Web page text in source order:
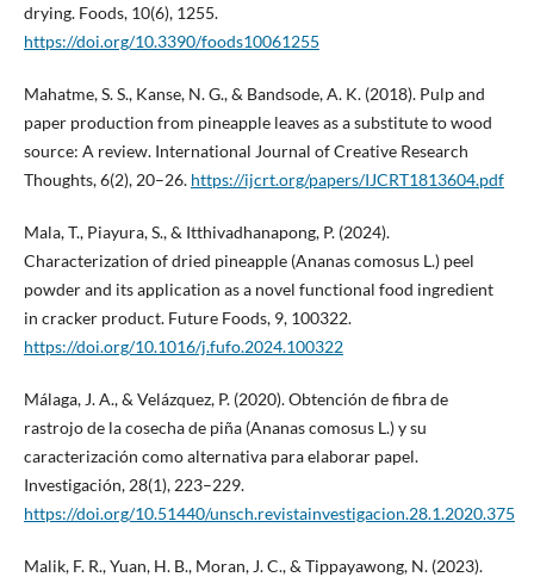
drying. Foods, 10(6), 1255.
https://doi.org/10.3390/foods10061255
Mahatme, S. S., Kanse, N. G., & Bandsode, A. K. (2018). Pulp and
paper production from pineapple leaves as a substitute to wood
source: A review. International Journal of Creative Research
Thoughts, 6(2), 20–26. https://ijcrt.org/papers/IJCRT1813604.pdf
Mala, T., Piayura, S., & Itthivadhanapong, P. (2024).
Characterization of dried pineapple (Ananas comosus L.) peel
powder and its application as a novel functional food ingredient
in cracker product. Future Foods, 9, 100322.
https://doi.org/10.1016/j.fufo.2024.100322
Málaga, J. A., & Velázquez, P. (2020). Obtención de fibra de
rastrojo de la cosecha de piña (Ananas comosus L.) y su
caracterización como alternativa para elaborar papel.
Investigación, 28(1), 223–229.
https://doi.org/10.51440/unsch.revistainvestigacion.28.1.2020.375
Malik, F. R., Yuan, H. B., Moran, J. C., & Tippayawong, N. (2023).